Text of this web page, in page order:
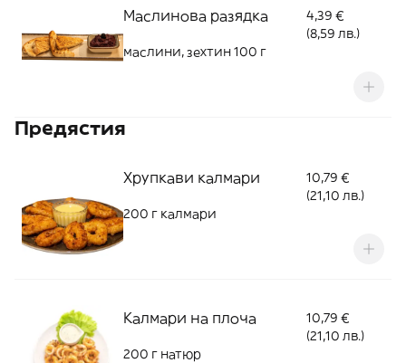
Маслинова разядка
4,39 €
(8,59 лв.)
маслини, зехтин 100 г
Предястия
Хрупкави калмари
10,79 €
(21,10 лв.)
200 г калмари
Калмари на плоча
10,79 €
(21,10 лв.)
200 г натюр